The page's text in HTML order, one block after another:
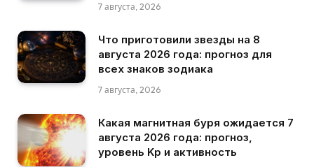
7 августа, 2026
Что приготовили звезды на 8
августа 2026 года: прогноз для
всех знаков зодиака
7 августа, 2026
Какая магнитная буря ожидается 7
августа 2026 года: прогноз,
уровень Kp и активность